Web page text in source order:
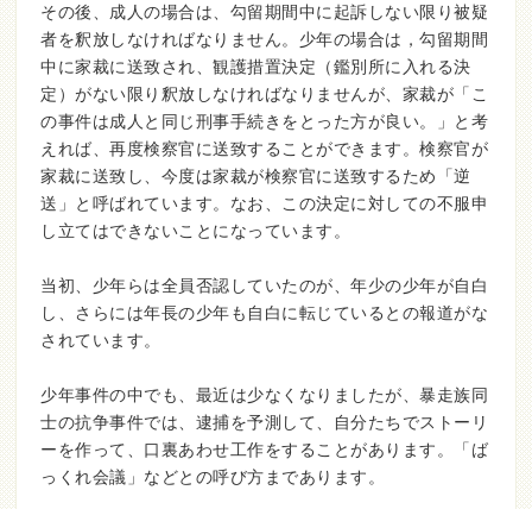
その後、成人の場合は、勾留期間中に起訴しない限り被疑
者を釈放しなければなりません。少年の場合は，勾留期間
中に家裁に送致され、観護措置決定（鑑別所に入れる決
定）がない限り釈放しなければなりませんが、家裁が「こ
の事件は成人と同じ刑事手続きをとった方が良い。」と考
えれば、再度検察官に送致することができます。検察官が
家裁に送致し、今度は家裁が検察官に送致するため「逆
送」と呼ばれています。なお、この決定に対しての不服申
し立てはできないことになっています。
当初、少年らは全員否認していたのが、年少の少年が自白
し、さらには年長の少年も自白に転じているとの報道がな
されています。
少年事件の中でも、最近は少なくなりましたが、暴走族同
士の抗争事件では、逮捕を予測して、自分たちでストーリ
ーを作って、口裏あわせ工作をすることがあります。「ば
っくれ会議」などとの呼び方まであります。